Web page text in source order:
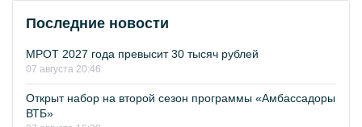
Последние новости
МРОТ 2027 года превысит 30 тысяч рублей
07 августа 20:46
Открыт набор на второй сезон программы «Амбассадоры
ВТБ»